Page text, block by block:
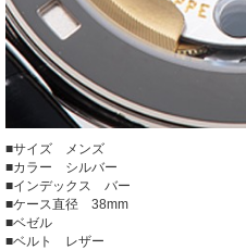
■サイズ メンズ
■カラー シルバー
■インデックス バー
■ケース直径 38mm
■ベゼル
■ベルト レザー